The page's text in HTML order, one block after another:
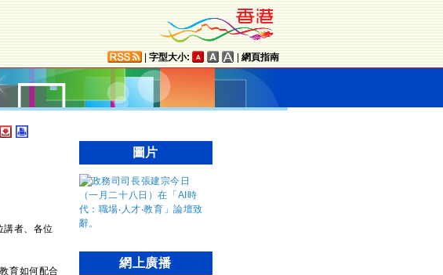
字型大小: 網頁指南
者、各位
育如何配合
圖片
網上廣播